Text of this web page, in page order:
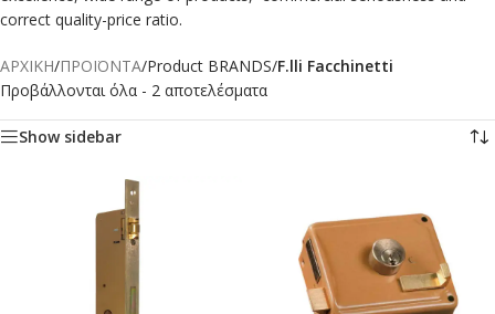
correct quality-price ratio.
ΑΡΧΙΚΗ/ΠΡΟΪΟΝΤΑ/Product BRANDS/F.lli Facchinetti
Προβάλλονται όλα - 2 αποτελέσματα
Show sidebar